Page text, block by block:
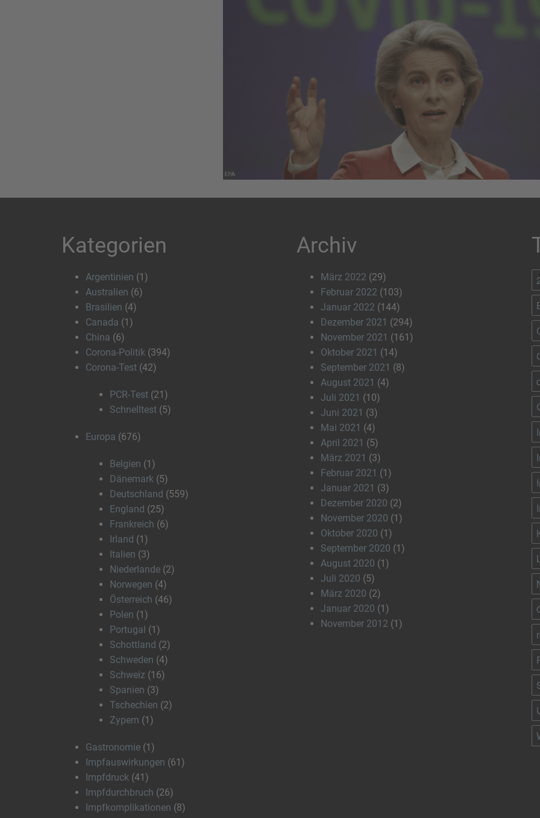
Kategorien
Argentinien (1)
Australien (6)
Brasilien (4)
Canada (1)
China (6)
Corona-Politik (394)
Corona-Test (42)
PCR-Test (21)
Schnelltest (5)
Europa (676)
Belgien (1)
Dänemark (5)
Deutschland (559)
England (25)
Frankreich (6)
Irland (1)
Italien (3)
Niederlande (2)
Norwegen (4)
Österreich (46)
Polen (1)
Portugal (1)
Schottland (2)
Schweden (4)
Schweiz (16)
Spanien (3)
Tschechien (2)
Zypern (1)
Gastronomie (1)
Impfauswirkungen (61)
Impfdruck (41)
Impfdurchbruch (26)
Impfkomplikationen (8)
Archiv
März 2022 (29)
Februar 2022 (103)
Januar 2022 (144)
Dezember 2021 (294)
November 2021 (161)
Oktober 2021 (14)
September 2021 (8)
August 2021 (4)
Juli 2021 (10)
Juni 2021 (3)
Mai 2021 (4)
April 2021 (5)
März 2021 (3)
Februar 2021 (1)
Januar 2021 (3)
Dezember 2020 (2)
November 2020 (1)
Oktober 2020 (1)
September 2020 (1)
August 2020 (1)
Juli 2020 (5)
März 2020 (2)
Januar 2020 (1)
November 2012 (1)